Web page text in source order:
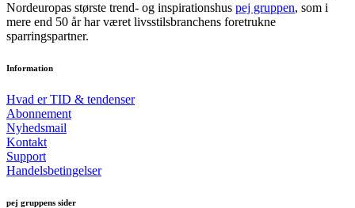
Nordeuropas største trend- og inspirationshus pej gruppen, som i
mere end 50 år har været livsstilsbranchens foretrukne
sparringspartner.
Information
Hvad er TID & tendenser
Abonnement
Nyhedsmail
Kontakt
Support
Handelsbetingelser
pej gruppens sider